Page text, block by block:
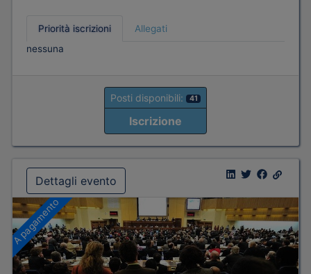
Priorità iscrizioni
Allegati
nessuna
Posti disponibili: 41
Iscrizione
Dettagli evento
A pagamento